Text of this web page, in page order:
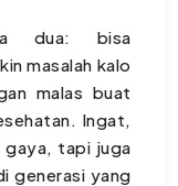
dua: bisa
masalah kalo
malas buat
Ingat,
gaya, tapi juga
generasi yang